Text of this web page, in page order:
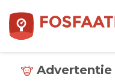
Advertentie